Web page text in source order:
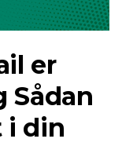
er
Sådan
i din